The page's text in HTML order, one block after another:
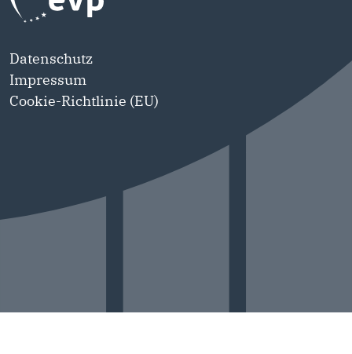
Datenschutz
Impressum
Cookie-Richtlinie (EU)